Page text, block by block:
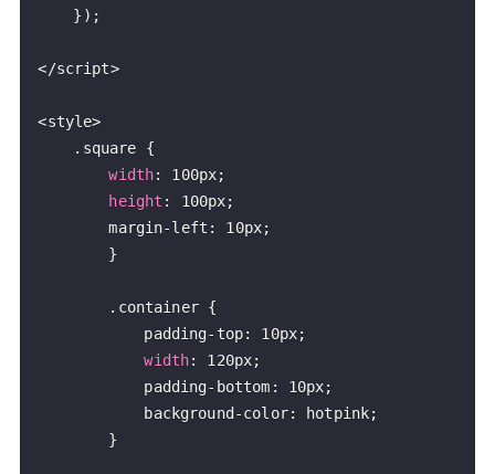
} ) ;
</script>
<style>
. square
{
width: 100px;
height : 100px;
		margin
-left : 10px;
}
. container {
			padding
-top: 10px;
width: 120px;
			padding
- bottom : 10px;
			background
-color: hotpink;
}